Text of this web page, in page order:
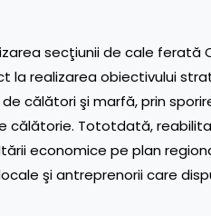
secţiunii de cale ferată
la realizarea obiectivului
călători şi marfă, prin
călătorie. Tototdată,
economice pe plan
şi antreprenorii care